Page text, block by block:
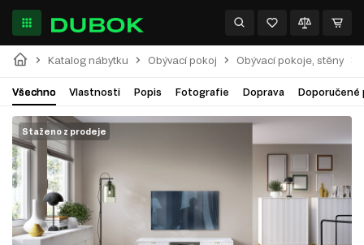
Katalog nábytku Obývací pokoj Obývací pokoje, stěny
Všechno Vlastnosti Popis Fotografie Doprava Doporučené
Staženo z prodeje